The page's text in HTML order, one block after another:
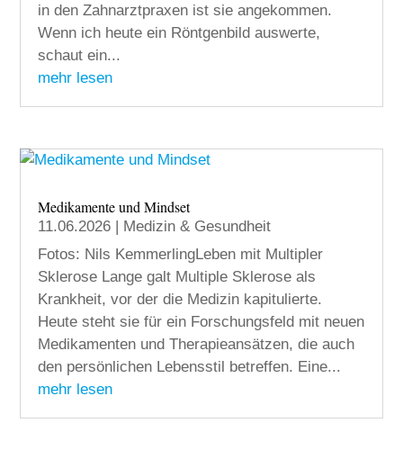
in den Zahnarztpraxen ist sie angekommen.
Wenn ich heute ein Röntgenbild auswerte,
schaut ein...
mehr lesen
Medikamente und Mindset
11.06.2026 | Medizin & Gesundheit
Fotos: Nils KemmerlingLeben mit Multipler
Sklerose Lange galt Multiple Sklerose als
Krankheit, vor der die Medizin kapitulierte.
Heute steht sie für ein Forschungsfeld mit neuen
Medikamenten und Therapieansätzen, die auch
den persönlichen Lebensstil betreffen. Eine...
mehr lesen